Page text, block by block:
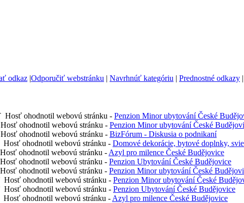
odkaz |Odporučiť webstránku | Navrhnúť kategóriu | Prednostné odkazy |
Hosť ohodnotil webovú stránku - Penzion Minor ubytování České
ohodnotil webovú stránku - Penzion Minor ubytování České
ohodnotil webovú stránku - BizFórum - Diskusia o podnikaní
ohodnotil webovú stránku - Domové dekorácie, bytové doplnky,
ohodnotil webovú stránku - Azyl pro milence České Budějovice
ohodnotil webovú stránku - Penzion Ubytování České Budějovice
ohodnotil webovú stránku - Penzion Minor ubytování České
Hosť ohodnotil webovú stránku - Penzion Minor ubytování České
Hosť ohodnotil webovú stránku - Penzion Ubytování České Budějovice
ohodnotil webovú stránku - Azyl pro milence České Budějovice